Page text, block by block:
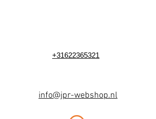
+31622365321
info@jpr-webshop.nl